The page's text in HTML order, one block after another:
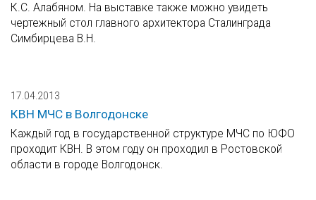
К.С. Алабяном. На выставке также можно увидеть
чертежный стол главного архитектора Сталинграда
Симбирцева В.Н.
17.04.2013
КВН МЧС в Волгодонске
Каждый год в государственной структуре МЧС по ЮФО
проходит КВН. В этом году он проходил в Ростовской
области в городе Волгодонск.